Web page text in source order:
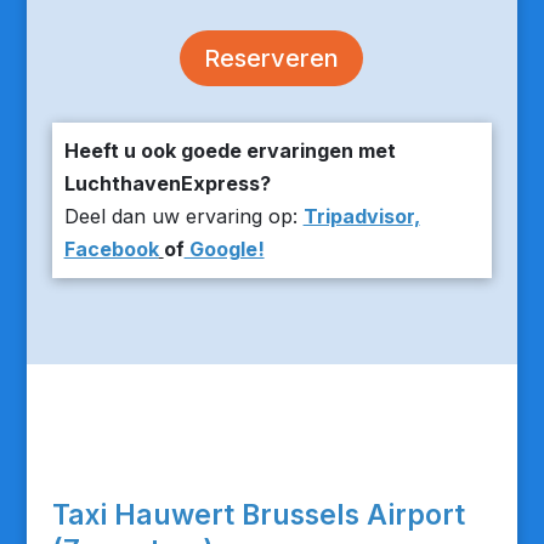
Reserveren
Heeft u ook goede ervaringen met
LuchthavenExpress?
Deel dan uw ervaring op: Tripadvisor,
Facebook ofGoogle!
Taxi Hauwert Brussels Airport